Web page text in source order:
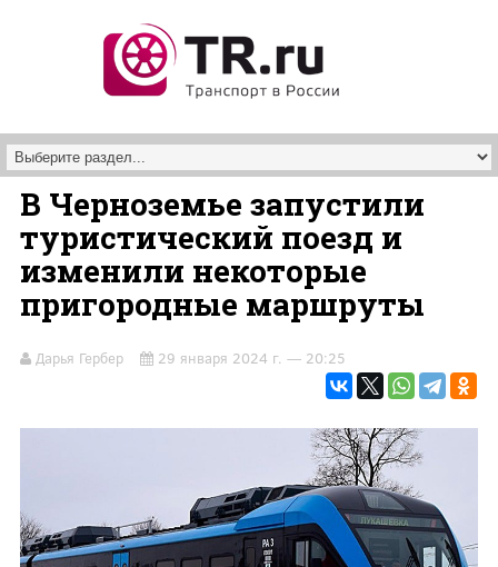
В Черноземье запустили
туристический поезд и
изменили некоторые
пригородные маршруты
Дарья Гербер 29 января 2024 г. — 20:25